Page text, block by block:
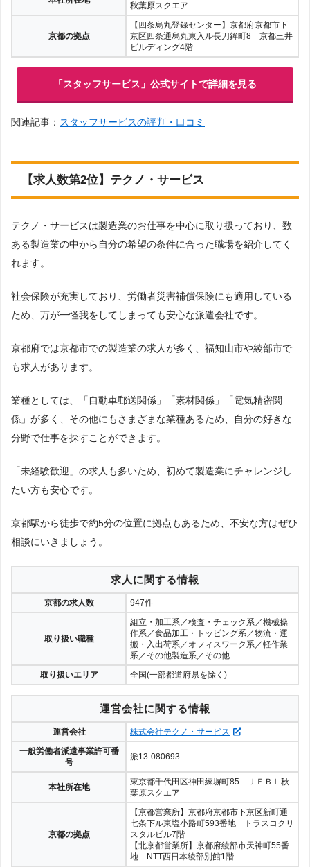
秋葉原スクエア
京都の拠点
【四条烏丸登録センター】京都府京都市下
京区四条通烏丸東入ル長刀鉾町8 京都三井
ビルディング4階
「スタッフサービス」公式サイトで詳細を見る
関連記事： スタッフサービスの評判・口コミ
【求人数第2位】テクノ・サービス
テクノ・サービスは製造業のお仕事を中心に取り扱っており、数
ある製造業の中から自分の希望の条件に合った職場を紹介してく
れます。
社会保険が充実しており、労働者災害補償保険にも適用している
ため、万が一怪我をしてしまっても安心な派遣会社です。
京都府では京都市での製造業の求人が多く、福知山市や綾部市で
も求人があります。
業種としては、「自動車郵送関係」「素材関係」「電気精密関
係」が多く、その他にもさまざまな業種あるため、自分の好きな
分野で仕事を探すことができます。
「未経験歓迎」の求人も多いため、初めて製造業にチャレンジし
たい方も安心です。
京都駅から徒歩で約5分の位置に拠点もあるため、不安な方はぜひ
相談にいきましょう。
求人に関する情報
京都の求人数 947件
取り扱い職種
組立・加工系／検査・チェック系／機械操
作系／食品加工・トッピング系／物流・運
搬・入出荷系／オフィスワーク系／軽作業
系／その他製造系／その他
取り扱いエリア
全国(一部都道府県を除く)
運営会社に関する情報
運営会社
株式会社テクノ・サービス
一般労働者派遣事業許可番
号
派13-080693
本社所在地
東京都千代田区神田練塀町85 ＪＥＢＬ秋
葉原スクエア
京都の拠点
【京都営業所】京都府京都市下京区新町通
七条下ル東塩小路町593番地 トラスコクリ
スタルビル7階
【北京都営業所】京都府綾部市天神町55番
地 NTT西日本綾部別館1階